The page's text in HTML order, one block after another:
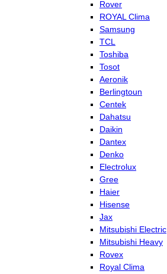
Rover
ROYAL Clima
Samsung
TCL
Toshiba
Tosot
Aeronik
Berlingtoun
Centek
Dahatsu
Daikin
Dantex
Denko
Electrolux
Gree
Haier
Hisense
Jax
Mitsubishi Electric
Mitsubishi Heavy
Rovex
Royal Clima